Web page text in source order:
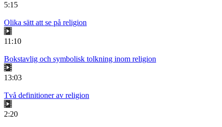
5:15
Olika sätt att se på religion
11:10
Bokstavlig och symbolisk tolkning inom religion
13:03
Två definitioner av religion
2:20